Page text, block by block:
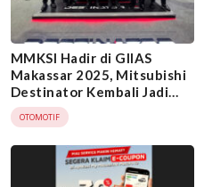
MMKSI Hadir di GIIAS
Makassar 2025, Mitsubishi
Destinator Kembali Jadi
Sorotan
OTOMOTIF